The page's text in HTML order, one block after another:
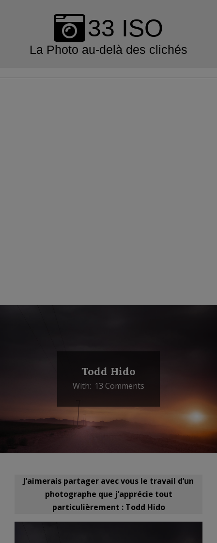
33 ISO
La Photo au-delà des clichés
Primary
Todd Hido
With: 13 Comments
J’aimerais partager avec vous le travail d’un
photographe que j’apprécie tout
particulièrement : Todd Hido